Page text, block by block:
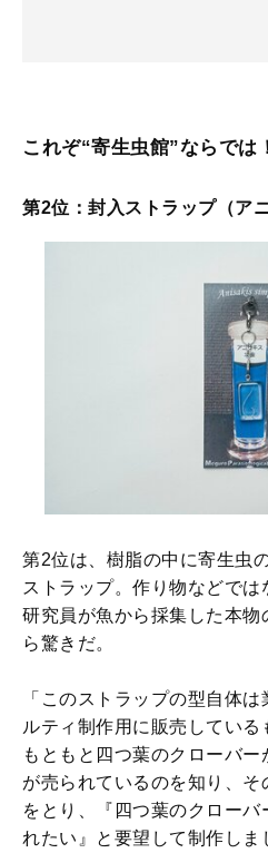
これぞ“寄生虫館”ならで
第2位：封入ストラップ（ア
第2位は、樹脂の中に寄生虫
ストラップ。作り物などで
研究員が魚から採集した本
ら驚きだ。
「このストラップの型自体
ルティ制作用に販売している
もともと四つ葉のクローバ
が売られているのを知り、そ
をとり、『四つ葉のクローバ
れたい』と要望して制作しま